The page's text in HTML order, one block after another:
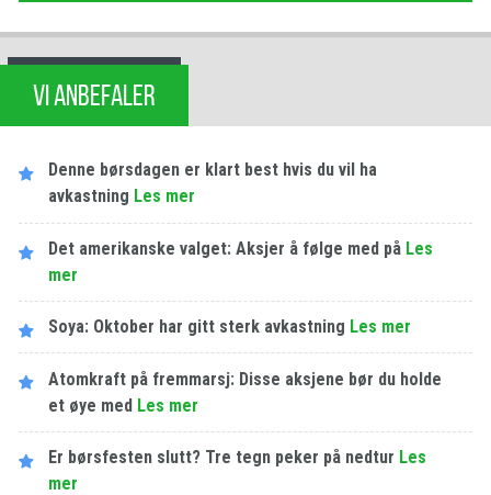
VI ANBEFALER
Denne børsdagen er klart best hvis du vil ha
avkastning Les​ ​mer
Det amerikanske valget: Aksjer å følge med på Les​ ​
mer
Soya: Oktober har gitt sterk avkastning Les​ ​mer
Atomkraft på fremmarsj: Disse aksjene bør du holde
et øye med Les​ ​mer
Er børsfesten slutt? Tre tegn peker på nedtur Les​ ​
mer